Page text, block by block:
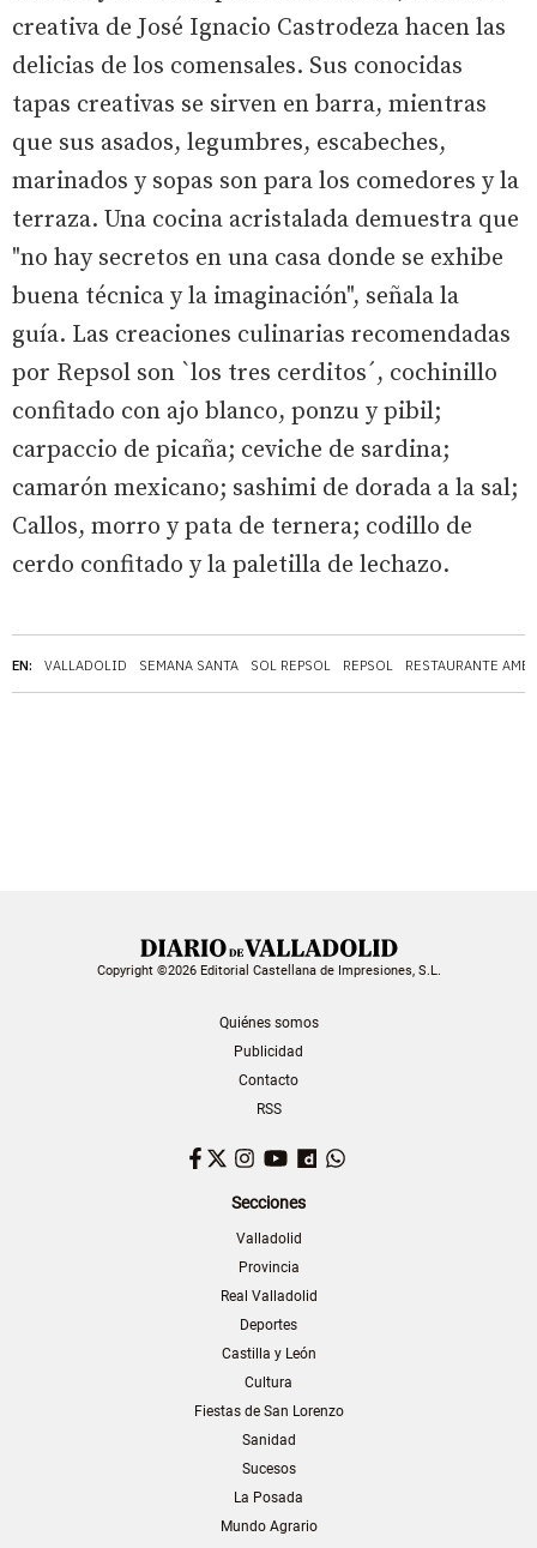
EN: VALLADOLID SEMANA SANTA SOL REPSOL REPSOL RESTAURANTE
creativa de José Ignacio Castrodeza hacen las
delicias de los comensales. Sus conocidas
tapas creativas se sirven en barra, mientras
que sus asados, legumbres, escabeches,
marinados y sopas son para los comedores y la
terraza. Una cocina acristalada demuestra que
"no hay secretos en una casa donde se exhibe
buena técnica y la imaginación", señala la
guía. Las creaciones culinarias recomendadas
por Repsol son `los tres cerditos´, cochinillo
confitado con ajo blanco, ponzu y pibil;
carpaccio de picaña; ceviche de sardina;
camarón mexicano; sashimi de dorada a la sal;
Callos, morro y pata de ternera; codillo de
cerdo confitado y la paletilla de lechazo.
Copyright ©2026 Editorial Castellana de Impresiones, S.L.
Quiénes somos
Publicidad
Contacto
RSS
Facebook
TwitterInstagram
YouTubeDailymotion
Secciones
Valladolid
Provincia
Real Valladolid
Deportes
Castilla y León
Cultura
Fiestas de San Lorenzo
Sanidad
Sucesos
La Posada
Mundo Agrario